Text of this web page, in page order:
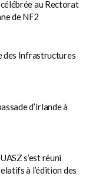
célébrée au Rectorat
de NF2
des Infrastructures
d’Irlande à
s’est réuni
à l’édition des